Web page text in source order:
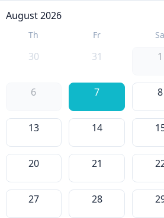
August 2026
Th Fr Sa
30 31 1
6 7 8
13 14
20 21
27 28